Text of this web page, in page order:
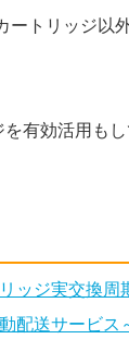
トリッジ以
有効活用もし
ッジ実交換周
配送サービス